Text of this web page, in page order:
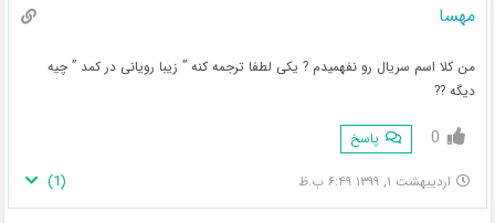
مهسا
من کلا اسم سریال رو نفهمیدم ? یکی لطفا ترجمه کنه ” زیبا رویانی در کمد ” چیه
دیگه ??
0 پاسخ
اردیبهشت ۱, ۱۳۹۹ ۶:۴۹ ب.ظ (
1
)